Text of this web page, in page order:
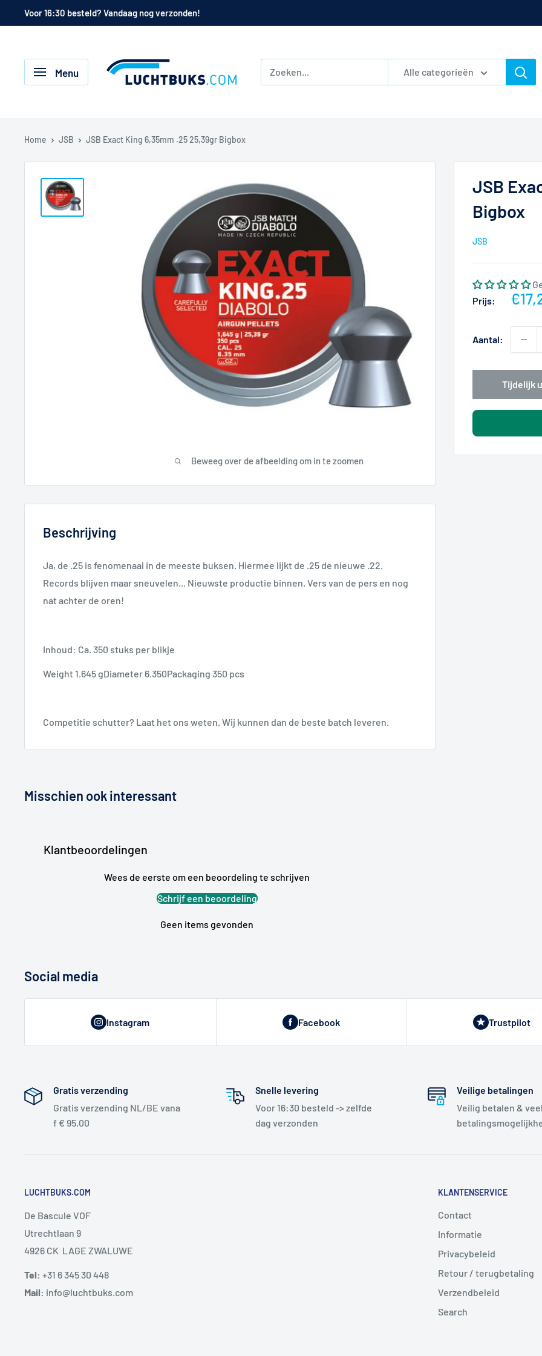
de
Voor 16:30 besteld? Vandaag nog verzonden!
Menu Luchtbuks.com
Alle categorieën
Home JSB JSB Exact King 6,35mm .25 25,39gr Bigbox
Beweeg over de afbeelding om in te zoomen
JSB
Bigbox
JSB
Prijs:
Aantal:
Tijdelijk
Beschrijving
Ja, de .25 is fenomenaal in de meeste buksen. Hiermee lijkt de .25 de nieuwe .22.
Records blijven maar sneuvelen... Nieuwste productie binnen. Vers van de pers en nog
nat achter de oren!
Inhoud: Ca. 350 stuks per blikje
Weight 1.645 gDiameter 6.350Packaging 350 pcs
Competitie schutter? Laat het ons weten. Wij kunnen dan de beste batch leveren.
Misschien ook interessant
Klantbeoordelingen
Wees de eerste om een beoordeling te schrijven
Schrijf een beoordeling
Geen items gevonden
Social media
Instagram Facebook Trustpilot
Gratis verzending
Gratis verzending NL/BE vana
f € 95,00
Snelle levering
Voor 16:30 besteld -> zelfde
dag verzonden
Veilige betalingen
Veilig betalen & veel
LUCHTBUKS.COM
De Bascule VOF
Utrechtlaan 9
4926 CK LAGE ZWALUWE
Tel: +31 6 345 30 448
Mail: info@luchtbuks.com
KLANTENSERVICE
Contact
Informatie
Privacybeleid
Retour / terugbetaling
Verzendbeleid
Search